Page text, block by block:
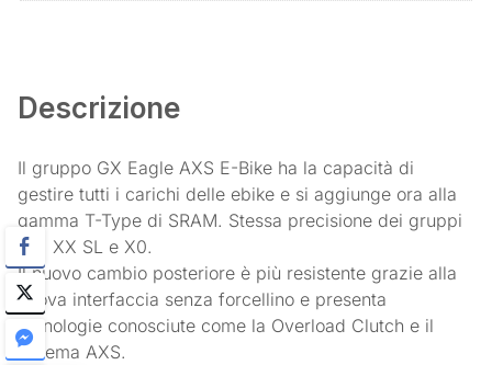
Descrizione
Il gruppo GX Eagle AXS E-Bike ha la capacità di
gestire tutti i carichi delle ebike e si aggiunge ora alla
gamma T-Type di SRAM. Stessa precisione dei gruppi
XX, XX SL e X0.
Il nuovo cambio posteriore è più resistente grazie alla
nuova interfaccia senza forcellino e presenta
tecnologie conosciute come la Overload Clutch e il
sistema AXS.